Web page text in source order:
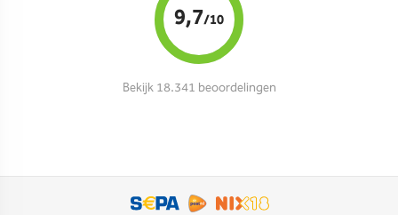
9,7/10
Bekijk 18.341 beoordelingen